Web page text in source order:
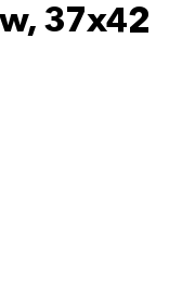
37x42